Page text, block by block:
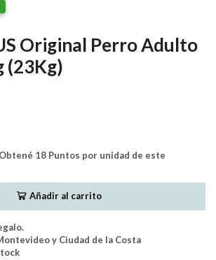
Original Perro Adulto
(23Kg)
Obtené 18 Puntos por unidad de este
Añadir al carrito
y Ciudad de la Costa